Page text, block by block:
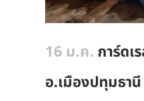
16 ม.ค. การ์ดเ
อ.เมืองปทุมธา